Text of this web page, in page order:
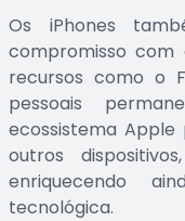
Os iPhones
compromisso com
recursos como o
pessoais
ecossistema
outros
enriquecendo
tecnológica.